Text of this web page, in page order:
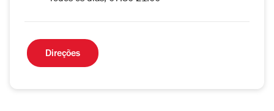
Direções